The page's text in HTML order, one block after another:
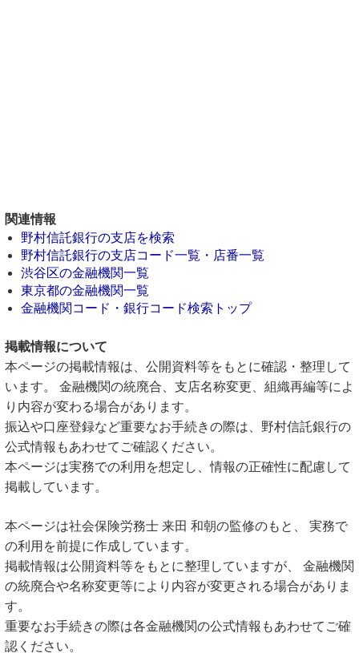
関連情報
野村信託銀行の支店を検索
野村信託銀行の支店コード一覧・店番一覧
渋谷区の金融機関一覧
東京都の金融機関一覧
金融機関コード・銀行コード検索トップ
掲載情報について
本ページの掲載情報は、公開資料等をもとに確認・整理して
います。 金融機関の統廃合、支店名称変更、組織再編等によ
り内容が変わる場合があります。
振込や口座登録など重要なお手続きの際は、野村信託銀行の
公式情報もあわせてご確認ください。
本ページは実務での利用を想定し、情報の正確性に配慮して
掲載しています。
本ページは社会保険労務士 来田 和朝の監修のもと、 実務で
の利用を前提に作成しています。
掲載情報は公開資料等をもとに整理していますが、 金融機関
の統廃合や名称変更等により内容が変更される場合がありま
す。
重要なお手続きの際は各金融機関の公式情報もあわせてご確
認ください。